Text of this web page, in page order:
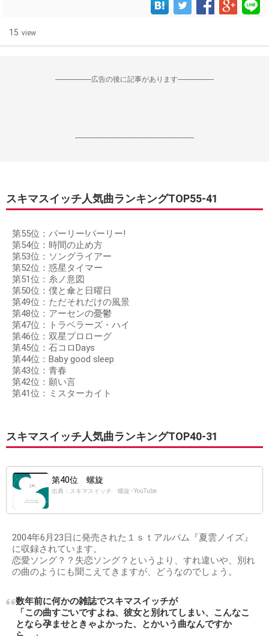
15 view
--------------------広告の後に記事があります--------------------
------------------------------------------------------------------
スキマスイッチ人気曲ランキングTOP55-41
第55位：パーリー!パーリー!
第54位：時間の止め方
第53位：ソングライアー
第52位：惑星タイマー
第51位：糸ノ意図
第50位：僕と傘と日曜日
第49位：ただそれだけの風景
第48位：アーセンの憂鬱
第47位：トラベラーズ・ハイ
第46位：双星プロローグ
第45位：石コロDays
第44位：Baby good sleep
第43位：青春
第42位：願い言
第41位：ミスターカイト
スキマスイッチ人気曲ランキングTOP40-31
第40位 螺旋
出典：スキマスイッチ 螺旋 - YouTube
2004年6月23日に発売された１ｓｔアルバム『夏雲ノイズ』
に収録されています。
恋愛ソング？？失恋ソング？というより、すれ違いや、別れ
の曲のようにも聞こえてきますが、どうなのでしょう。
数年前に何かの雑誌でスキマスイッチが
「この曲すごいですよね、彼女と別れてしまい、こんなこ
となら孕ませときゃよかった、とかいう曲なんですか